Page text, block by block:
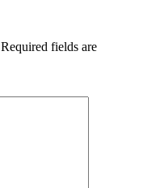
Required fields are